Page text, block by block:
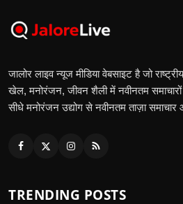
जालोर लाइव न्यूज मीडिया वेबसाइट है जो
खेल, मनोरंजन, जीवन शैली में नवीनतम
सीधे मनोरंजन उद्योग से नवीनतम ताज़ा समाचार
TRENDING POSTS